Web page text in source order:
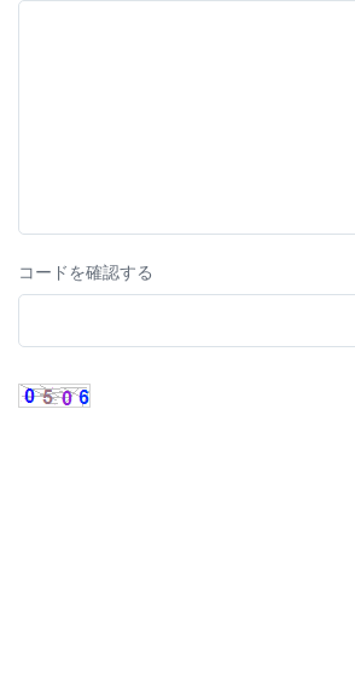
コードを確認する